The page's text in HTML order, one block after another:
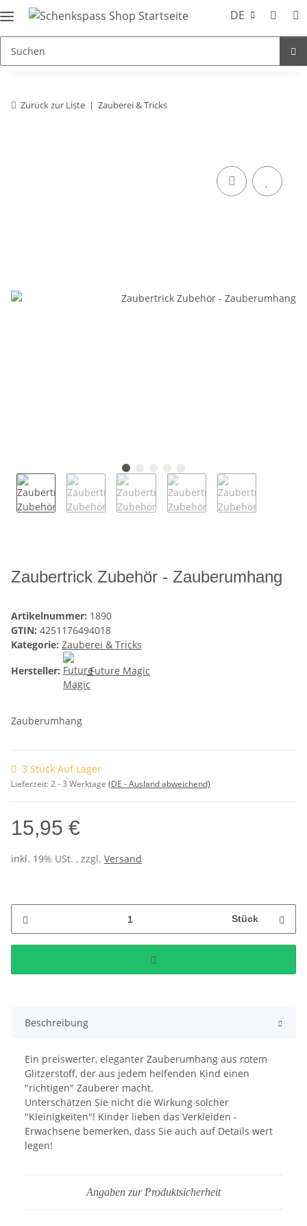
DE
Zurück zur Liste Zauberei & Tricks
Zaubertrick Zubehör - Zauberumhang
Artikelnummer: 1890
GTIN: 4251176494018
Kategorie: Zauberei & Tricks
Hersteller:
Future Magic
Zauberumhang
3 Stück Auf Lager
Lieferzeit:2 - 3 Werktage (DE - Ausland abweichend)
15,95 €
inkl. 19% USt. , zzgl. Versand
Stück
Beschreibung
Ein preiswerter, eleganter Zauberumhang aus rotem
Glitzerstoff, der aus jedem helfenden Kind einen
"richtigen" Zauberer macht.
Unterschätzen Sie nicht die Wirkung solcher
"Kleinigkeiten"! Kinder lieben das Verkleiden -
Erwachsene bemerken, dass Sie auch auf Details wert
legen!
Angaben zur Produktsicherheit